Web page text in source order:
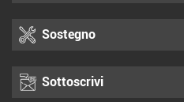
Sostegno
Sottoscrivi